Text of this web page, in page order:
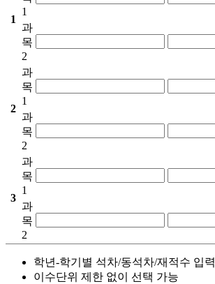
1
1
과
목
2
2
과
목
1
과
목
2
3
과
목
1
과
목
2
학년-학기별 석차/동석차/재적수 입력
이수단위 제한 없이 선택 가능